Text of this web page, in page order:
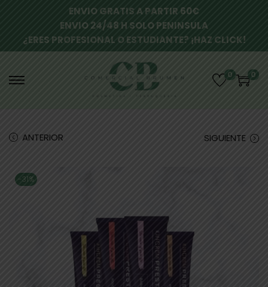
ENVIO GRATIS A PARTIR 60€
ENVIO 24/48 H SOLO PENINSULA
¿ERES PROFESIONAL O ESTUDIANTE? ¡HAZ CLICK!
0 0
ANTERIOR SIGUIENTE
-31%